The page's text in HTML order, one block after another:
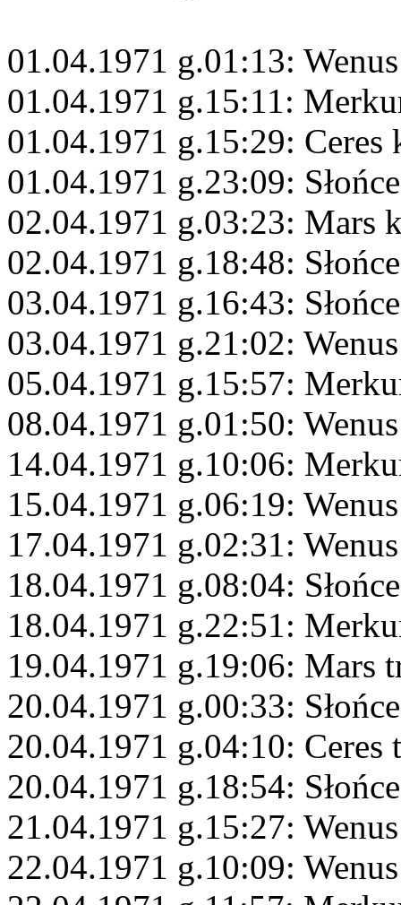
01.04.1971 g.01:13:
01.04.1971 g.15:11:
01.04.1971 g.15:29: Ceres
01.04.1971 g.23:09:
02.04.1971 g.03:23: Mars
02.04.1971 g.18:48:
03.04.1971 g.16:43:
03.04.1971 g.21:02:
05.04.1971 g.15:57:
08.04.1971 g.01:50:
14.04.1971 g.10:06:
15.04.1971 g.06:19:
17.04.1971 g.02:31:
18.04.1971 g.08:04:
18.04.1971 g.22:51:
19.04.1971 g.19:06: Mars
20.04.1971 g.00:33:
20.04.1971 g.04:10: Ceres
20.04.1971 g.18:54:
21.04.1971 g.15:27:
22.04.1971 g.10:09: